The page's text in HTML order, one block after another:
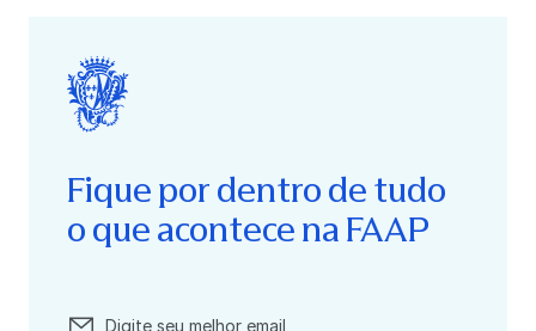
Fique por dentro de tudo
o que acontece na FAAP